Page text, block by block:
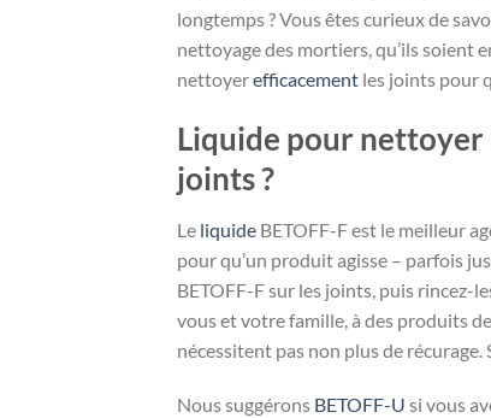
longtemps ? Vous êtes curieux de
nettoyage des mortiers, qu’ils soient
nettoyerefficacement les joints pour
Liquide pour nettoyer
joints ?
Le liquide BETOFF-F est le meilleur
pour qu’un produit agisse – parfois
BETOFF-F sur les joints, puis rincez-
vous et votre famille, à des produits
nécessitent pas non plus de
Nous suggérons BETOFF-U si vous